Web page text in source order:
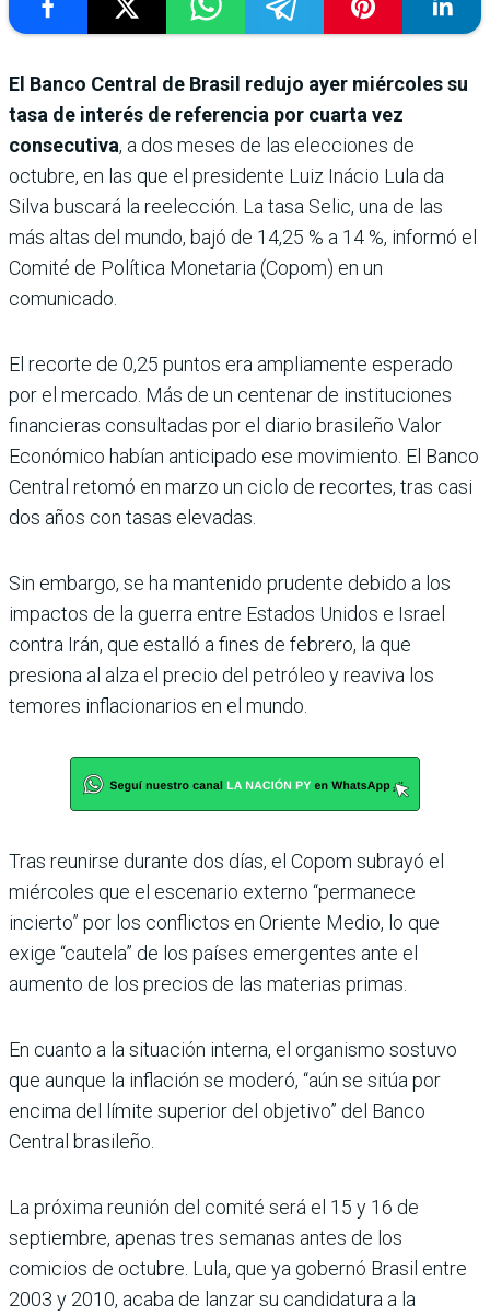
El Banco Central de Brasil redujo ayer miércoles su
tasa de interés de referencia por cuarta vez
consecutiva, a dos meses de las elecciones de
octubre, en las que el presidente Luiz Inácio Lula da
Silva buscará la reelección. La tasa Selic, una de las
más altas del mundo, bajó de 14,25 % a 14 %, informó el
Comité de Política Monetaria (Copom) en un
comunicado.
El recorte de 0,25 puntos era ampliamente esperado
por el mercado. Más de un centenar de instituciones
financieras consultadas por el diario brasileño Valor
Económico habían anticipado ese movimiento. El Banco
Central retomó en marzo un ciclo de recortes, tras casi
dos años con tasas elevadas.
Sin embargo, se ha mantenido prudente debido a los
impactos de la guerra entre Estados Unidos e Israel
contra Irán, que estalló a fines de febrero, la que
presiona al alza el precio del petróleo y reaviva los
temores inflacionarios en el mundo.
Tras reunirse durante dos días, el Copom subrayó el
miércoles que el escenario externo “permanece
incierto” por los conflictos en Oriente Medio, lo que
exige “cautela” de los países emergentes ante el
aumento de los precios de las materias primas.
En cuanto a la situación interna, el organismo sostuvo
que aunque la inflación se moderó, “aún se sitúa por
encima del límite superior del objetivo” del Banco
Central brasileño.
La próxima reunión del comité será el 15 y 16 de
septiembre, apenas tres semanas antes de los
comicios de octubre. Lula, que ya gobernó Brasil entre
2003 y 2010, acaba de lanzar su candidatura a la